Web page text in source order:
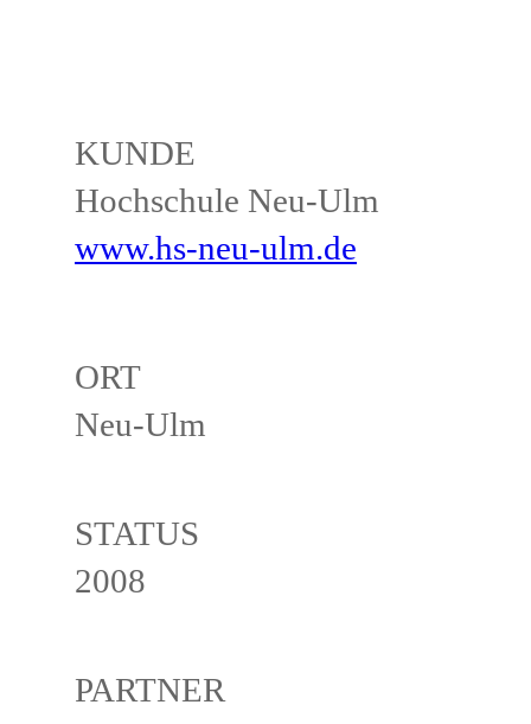
KUNDE
Hochschule Neu-Ulm
www.hs-neu-ulm.de
ORT
Neu-Ulm
STATUS
2008
PARTNER